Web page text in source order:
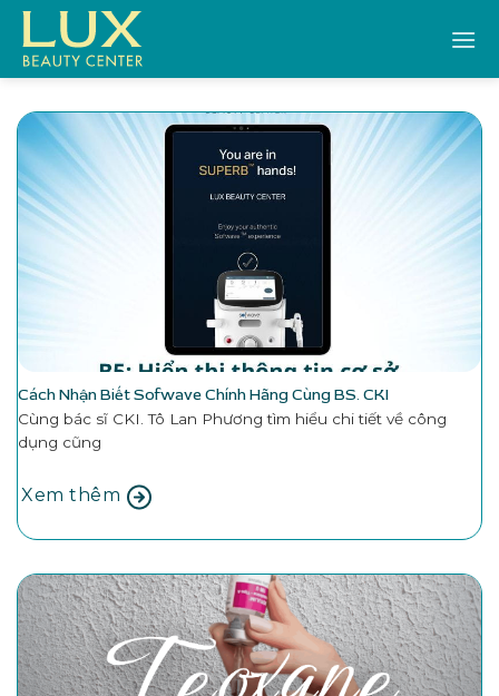
Bỏ
qua
nội
Cách Nhận Biết Sofwave Chính Hãng Cùng BS. CKI
Cùng bác sĩ CKI. Tô Lan Phương tìm hiểu chi tiết về công
dụng cũng
Xem thêm